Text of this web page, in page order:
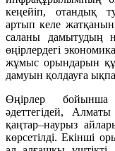
кеңейіп, отандық
артып келе жатқанын
саланы дамытудың
өңірлердегі
жұмыс орындарын
дамуын қолдауға
Өңірлер бойынша
әдеттегідей,
қаңтар–наурыз
көрсетілді. Екінші